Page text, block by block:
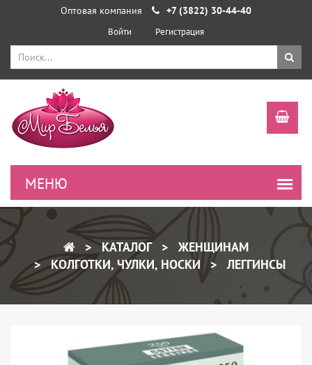
Оптовая компания +7 (3822) 30-44-40
Войти Регистрация
КАТАЛОГ
ЖЕНЩИНАМ
КОЛГОТКИ, ЧУЛКИ, НОСКИ
ЛЕГГИНСЫ